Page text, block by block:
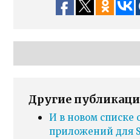
Другие
И в новом списке
приложений для